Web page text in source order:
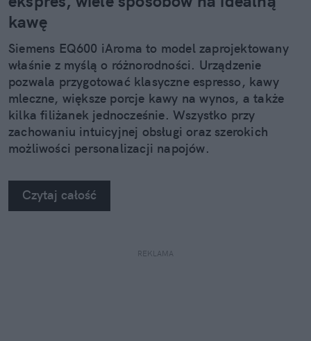
kawę
Siemens EQ600 iAroma to model zaprojektowany
właśnie z myślą o różnorodności. Urządzenie
pozwala przygotować klasyczne espresso, kawy
mleczne, większe porcje kawy na wynos, a także
kilka filiżanek jednocześnie. Wszystko przy
zachowaniu intuicyjnej obsługi oraz szerokich
możliwości personalizacji napojów.
Czytaj całość
REKLAMA